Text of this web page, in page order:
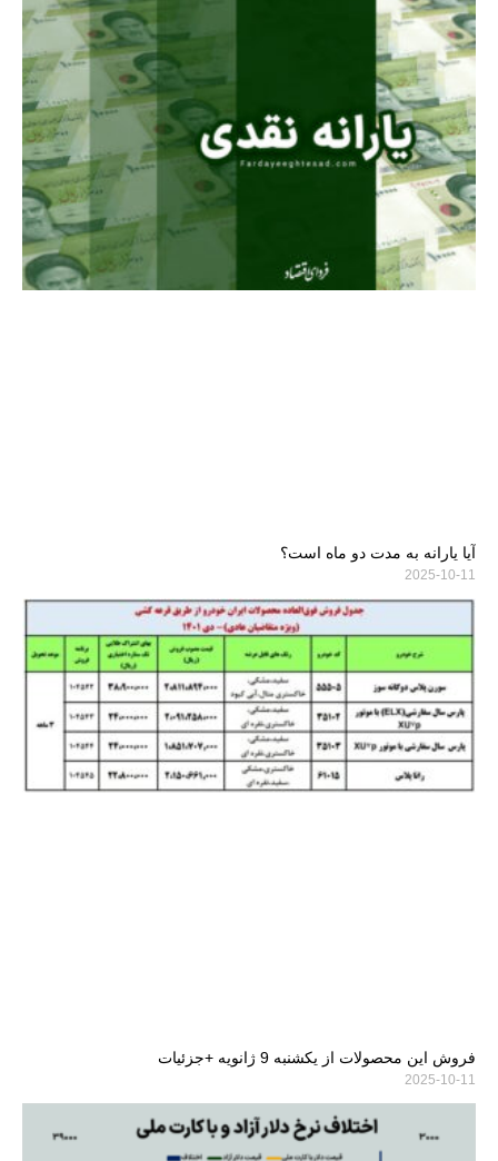
آیا یارانه به مدت دو ماه است؟
2025-10-11
فروش این محصولات از یکشنبه 9 ژانویه +جزئیات
2025-10-11